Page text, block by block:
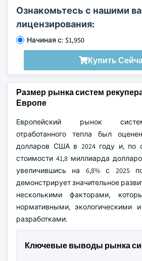
Ознакомьтесь с нашими
лицензирования:
Начиная с: $1,950
Купить
Размер рынка систем
Европе
Европейский рынок
отработанного тепла был
долларов США в 2024 году и, по
стоимости 41,8 миллиарда
увеличившись на 6,8% с 2025
демонстрирует значительное
несколькими факторами,
нормативными, экологическими
разработками.
Ключевые выводы рынка